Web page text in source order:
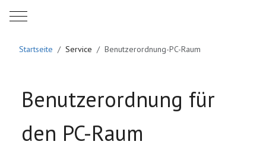
Mobile Menu Toggle
Startseite Service Benutzerordnung-PC-Raum
Benutzerordnung für
den PC-Raum